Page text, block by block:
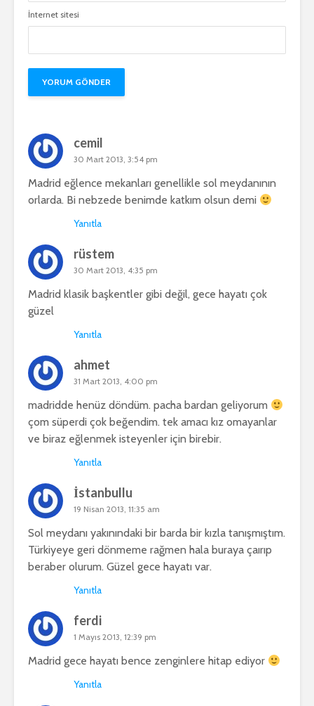
İnternet sitesi
cemil
30 Mart 2013, 3:54 pm
Madrid eğlence mekanları genellikle sol meydanının
orlarda. Bi nebzede benimde katkım olsun demi
Yanıtla
rüstem
30 Mart 2013, 4:35 pm
Madrid klasik başkentler gibi değil, gece hayatı çok
güzel
Yanıtla
ahmet
31 Mart 2013, 4:00 pm
madridde henüz döndüm. pacha bardan geliyorum
çom süperdi çok beğendim. tek amacı kız omayanlar
ve biraz eğlenmek isteyenler için birebir.
Yanıtla
İstanbullu
19 Nisan 2013, 11:35 am
Sol meydanı yakınındaki bir barda bir kızla tanışmıştım.
Türkiyeye geri dönmeme rağmen hala buraya çaırıp
beraber olurum. Güzel gece hayatı var.
Yanıtla
ferdi
1 Mayıs 2013, 12:39 pm
Madrid gece hayatı bence zenginlere hitap ediyor
Yanıtla